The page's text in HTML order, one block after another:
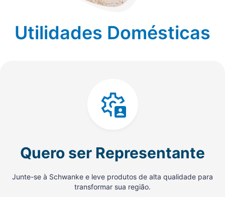
Utilidades Domésticas
Quero ser Representante
Junte-se à Schwanke e leve produtos de alta qualidade para
transformar sua região.